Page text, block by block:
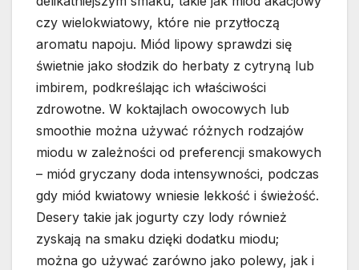
czy wielokwiatowy, które nie przytłoczą
aromatu napoju. Miód lipowy sprawdzi się
świetnie jako słodzik do herbaty z cytryną lub
imbirem, podkreślając ich właściwości
zdrowotne. W koktajlach owocowych lub
smoothie można używać różnych rodzajów
miodu w zależności od preferencji smakowych
– miód gryczany doda intensywności, podczas
gdy miód kwiatowy wniesie lekkość i świeżość.
Desery takie jak jogurty czy lody również
zyskają na smaku dzięki dodatku miodu;
można go używać zarówno jako polewy, jak i